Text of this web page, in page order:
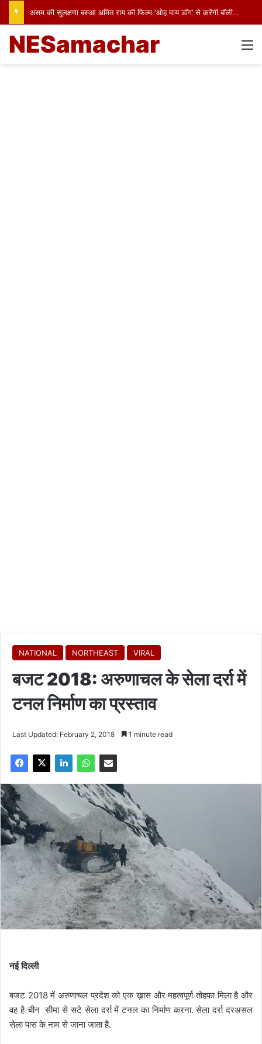
असम की सुलक्षणा बरुआ अमित राय की फिल्म ‘ओह माय डॉग’ से करेंगी बॉलीवुड में पदार्पण
NESamachar
NATIONAL NORTHEAST VIRAL
बजट 2018: अरुणाचल के सेला दर्रा में
टनल निर्माण का प्रस्ताव
Last Updated: February 2, 2018 1 minute read
नई दिल्ली
बजट 2018 में अरुणाचल प्रदेश को एक ख़ास और महत्वपूर्ण तोहफा मिला है और
वह है चीन सीमा से सटे सेला दर्रा में टनल का निर्माण करना. सेला दर्रा दरअसल
सेला पास के नाम से जाना जाता है.